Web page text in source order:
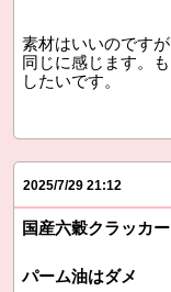
素材はいいのです
同じに感じます。
したいです。
2025/7/29 21:12
国産六穀クラッカー
パーム油はダメ